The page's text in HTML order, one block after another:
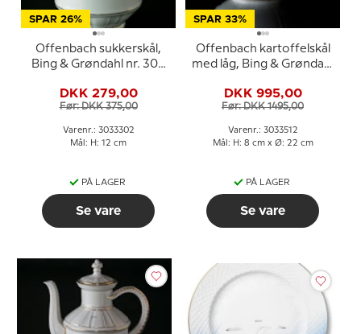
SPAR 26%
Offenbach sukkerskål,
Bing & Grøndahl nr. 302
DKK 279,00
Før: DKK 375,00
Varenr.: 3033302
Mål: H: 12 cm
PÅ LAGER
Se vare
SPAR 33%
Offenbach kartoffelskål
med låg, Bing & Grøndahl
DKK 995,00
Før: DKK 1495,00
Varenr.: 3033512
Mål: H: 8 cm x Ø: 22 cm
PÅ LAGER
Se vare